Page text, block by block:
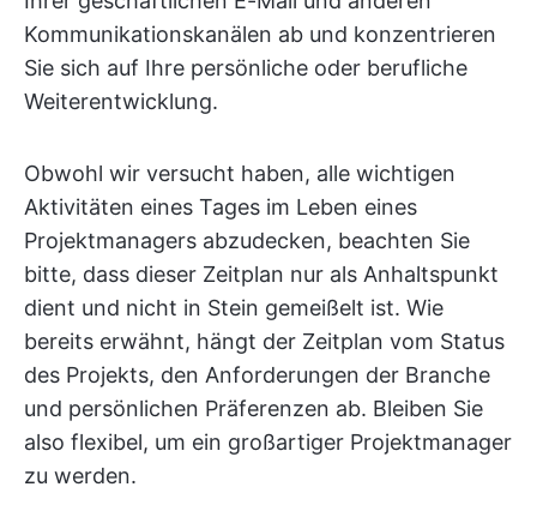
Kommunikationskanälen ab und konzentrieren
Sie sich auf Ihre persönliche oder berufliche
Weiterentwicklung.
Obwohl wir versucht haben, alle wichtigen
Aktivitäten eines Tages im Leben eines
Projektmanagers abzudecken, beachten Sie
bitte, dass dieser Zeitplan nur als Anhaltspunkt
dient und nicht in Stein gemeißelt ist. Wie
bereits erwähnt, hängt der Zeitplan vom Status
des Projekts, den Anforderungen der Branche
und persönlichen Präferenzen ab. Bleiben Sie
also flexibel, um ein großartiger Projektmanager
zu werden.